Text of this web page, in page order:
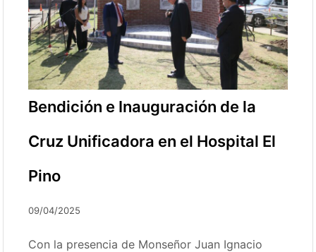
Bendición e Inauguración de la
Cruz Unificadora en el Hospital El
Pino
09/04/2025
Con la presencia de Monseñor Juan Ignacio